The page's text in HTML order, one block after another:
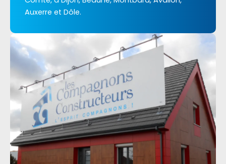
Auxerre et Dôle.